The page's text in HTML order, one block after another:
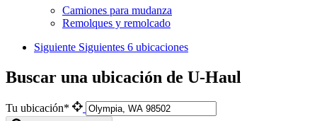
Camiones para mudanza
Remolques y remolcado
Siguiente Siguientes 6 ubicaciones
Buscar una ubicación de U-Haul
Tu ubicación*